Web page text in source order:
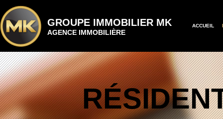
GROUPE IMMOBILIER MK
AGENCE IMMOBILIÈRE
ACCUEIL